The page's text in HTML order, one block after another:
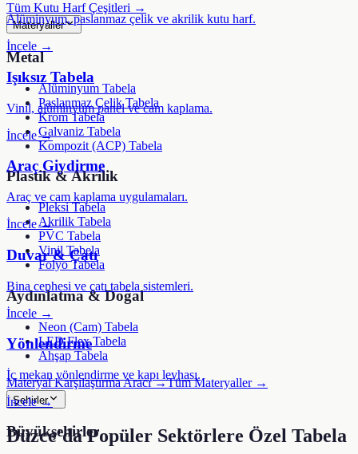
Tüm Kutu Harf Çeşitleri →
Materyaller
Metal
Alüminyum Tabela
Paslanmaz Çelik Tabela
Krom Tabela
Galvaniz Tabela
Kompozit (ACP) Tabela
Plastik & Akrilik
Pleksi Tabela
Akrilik Tabela
PVC Tabela
Vinil Tabela
Folyo Tabela
Aydınlatma & Doğal
Neon (Cam) Tabela
LED Flex Tabela
Ahşap Tabela
Materyal Karşılaştırma Aracı →Tüm Materyaller →
Şehirler
Büyükşehirler
Alüminyum, paslanmaz çelik ve akrilik kutu harf.
İncele →
Işıksız Tabela
Vinil, alüminyum panel ve cam kaplama.
İncele →
Araç Giydirme
Araç ve cam kaplama uygulamaları.
İncele →
Duvar & Çatı
Bina cephesi ve çatı tabela sistemleri.
İncele →
Yönlendirme
İç mekan yönlendirme ve kapı levhası.
İncele →
Düzce'da Popüler Sektörlere Özel Tabela